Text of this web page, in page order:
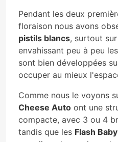
Pendant les deux
floraison nous avons
pistils blancs, surtout
envahissant peu à peu
sont bien développées
occuper au mieux
Comme nous le voyons
Cheese Auto ont une
compacte, avec 3 ou 4
tandis que les Flash